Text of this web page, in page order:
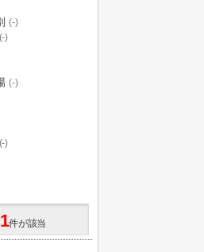
(-)
(-)
(-)
(-)
1件が該当